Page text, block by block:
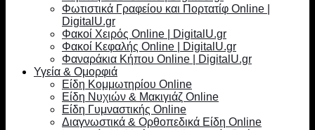
Φωτιστικά Γραφείου και Πορτατίφ Online |
DigitalU.gr
Φακοί Χειρός Online | DigitalU.gr
Φακοί Κεφαλής Online | DigitalU.gr
Φαναράκια Κήπου Online | DigitalU.gr
Υγεία & Ομορφιά
Είδη Κομμωτηρίου Online
Είδη Νυχιών & Μακιγιάζ Online
Είδη Γυμναστικής Online
Διαγνωστικά & Ορθοπεδικά Είδη Online